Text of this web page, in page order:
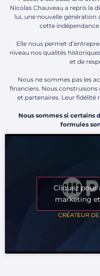
Nicolas Chauveau a repris la
lui, une nouvelle génération
cette
Elle nous permet
niveau nos qualités
et de
Nous ne sommes pas les
financiers. Nous construisons
et partenaires. Leur fidélité
Nous sommes si certains
formules
Cliquez pour
marketing